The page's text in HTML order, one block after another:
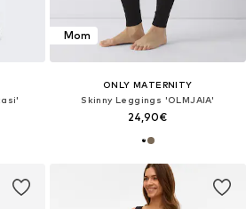
Mom
ONLY MATERNITY
Skinny Leggings 'OLMJAIA'
24,90€